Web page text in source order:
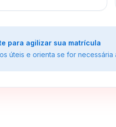
para agilizar sua matrícula
úteis e orienta se for necessária